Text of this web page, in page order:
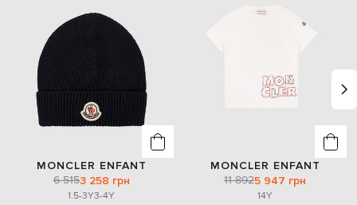
MONCLER ENFANT
6 5153 258 грн
1.5-3Y3-4Y
MONCLER ENFANT
11 8925 947 грн
14Y